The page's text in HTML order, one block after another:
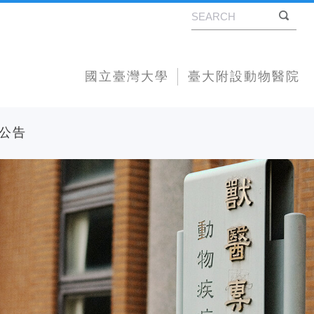
國立臺灣大學 臺大附設動物醫院
告